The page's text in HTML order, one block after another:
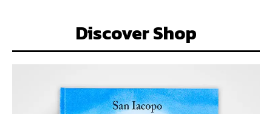
Discover Shop